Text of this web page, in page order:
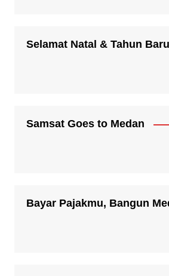
Selamat Natal & Tahun Baru
Samsat Goes to Medan
Bayar Pajakmu, Bangun